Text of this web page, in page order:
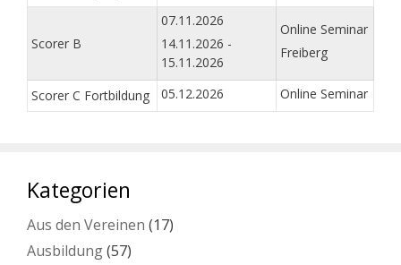
Scorer B
07.11.2026
14.11.2026 -
15.11.2026
Online Seminar
Freiberg
Scorer C Fortbildung 05.12.2026 Online Seminar
Kategorien
Aus den Vereinen (17)
Ausbildung(57)